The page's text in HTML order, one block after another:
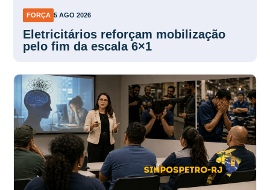
FORÇA 5 AGO 2026
Eletricitários reforçam mobilização
pelo fim da escala 6×1